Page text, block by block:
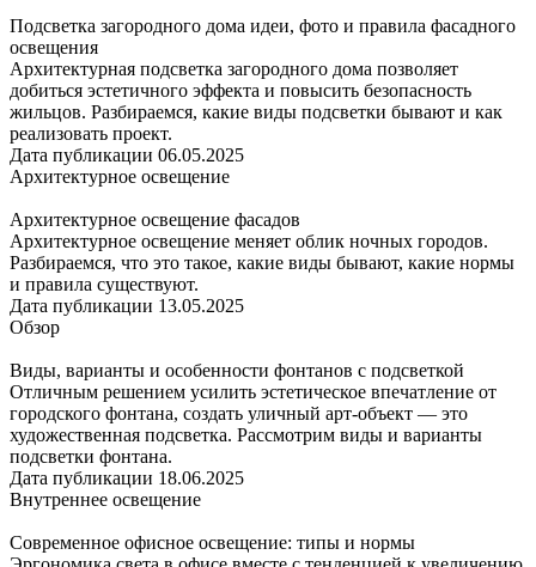
Подсветка загородного дома идеи, фото и правила фасадного
освещения
Архитектурная подсветка загородного дома позволяет
добиться эстетичного эффекта и повысить безопасность
жильцов. Разбираемся, какие виды подсветки бывают и как
реализовать проект.
Дата публикации 06.05.2025
Архитектурное освещение
Архитектурное освещение фасадов
Архитектурное освещение меняет облик ночных городов.
Разбираемся, что это такое, какие виды бывают, какие нормы
и правила существуют.
Дата публикации 13.05.2025
Обзор
Виды, варианты и особенности фонтанов с подсветкой
Отличным решением усилить эстетическое впечатление от
городского фонтана, создать уличный арт-объект — это
художественная подсветка. Рассмотрим виды и варианты
подсветки фонтана.
Дата публикации 18.06.2025
Внутреннее освещение
Современное офисное освещение: типы и нормы